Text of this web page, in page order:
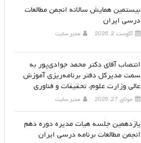
بیستمین همایش سالانه انجمن مطالعات
درسی ایران
آگوست 2, 2026 مدیر سایت
انتصاب آقای دکتر محمد جوادی‌پور به
سمت مدیرکل دفتر برنامه‌ریزی آموزش
عالی وزارت علوم، تحقیقات و فناوری
جولای 27, 2026 مدیر سایت
یازدهمین جلسه هیات مدیره دوره دهم
انجمن مطالعات برنامه درسی ایران